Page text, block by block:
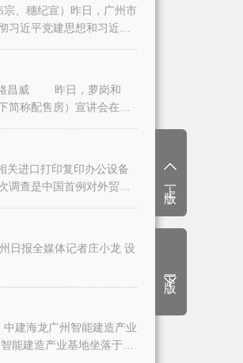
、穗纪宣）昨日，广州市
近平党建思想和习近平
昌威 昨日，萝岗和
简称配售房）宣讲会在广
进口打印复印办公设备
查是中国首例对外贸易
报全媒体记者庄小龙 设
建海龙广州智能建造产业
建造产业基地坐落于白